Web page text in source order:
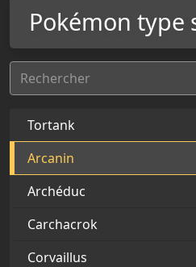
Pokémon type
Rechercher
Tortank
Arcanin
Archéduc
Carchacrok
Corvaillus